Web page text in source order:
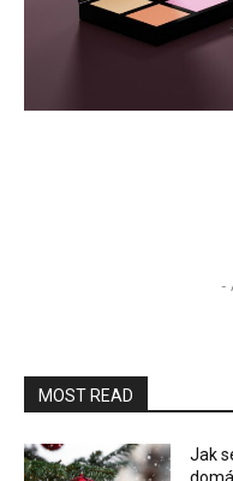
-
MOST READ
Jak